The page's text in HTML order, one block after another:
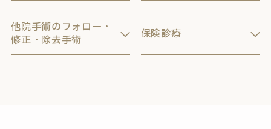
他院手術のフォロー・
修正・除去手術
保険診療